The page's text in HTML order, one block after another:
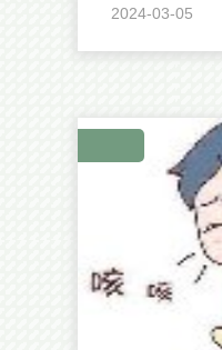
2024-03-05